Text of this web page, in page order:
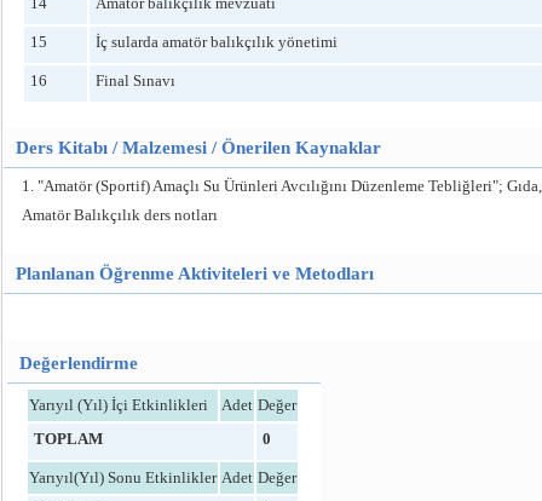
15 İç sularda amatör balıkçılık yönetimi
16 Final Sınavı
Ders Kitabı / Malzemesi / Önerilen Kaynaklar
1. "Amatör (Sportif) Amaçlı Su Ürünleri Avcılığını Düzenleme Tebliğleri";
Amatör Balıkçılık ders notları
Planlanan Öğrenme Aktiviteleri ve Metodları
Değerlendirme
Yarıyıl (Yıl) İçi Etkinlikleri Adet Değer
TOPLAM
0
Yarıyıl(Yıl) Sonu Etkinlikler Adet Değer